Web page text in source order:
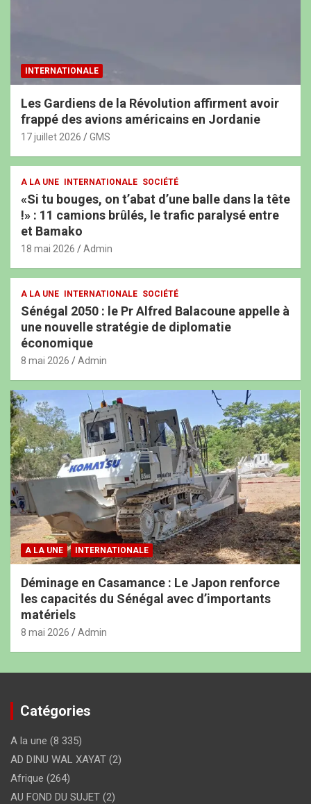
INTERNATIONALE
Les Gardiens de la Révolution affirment avoir
frappé des avions américains en Jordanie
17 juillet 2026 GMS
A LA UNE INTERNATIONALE SOCIÉTÉ
«Si tu bouges, on t’abat d’une balle dans la tête
!» : 11 camions brûlés, le trafic paralysé entre
et Bamako
18 mai 2026 Admin
A LA UNE INTERNATIONALE SOCIÉTÉ
Sénégal 2050 : le Pr Alfred Balacoune appelle à
une nouvelle stratégie de diplomatie
économique
8 mai 2026 Admin
A LA UNE INTERNATIONALE
Déminage en Casamance : Le Japon renforce
les capacités du Sénégal avec d’importants
matériels
8 mai 2026 Admin
Catégories
A la une (8 335)
AD DINU WAL XAYAT (2)
Afrique (264)
AU FOND DU SUJET (2)